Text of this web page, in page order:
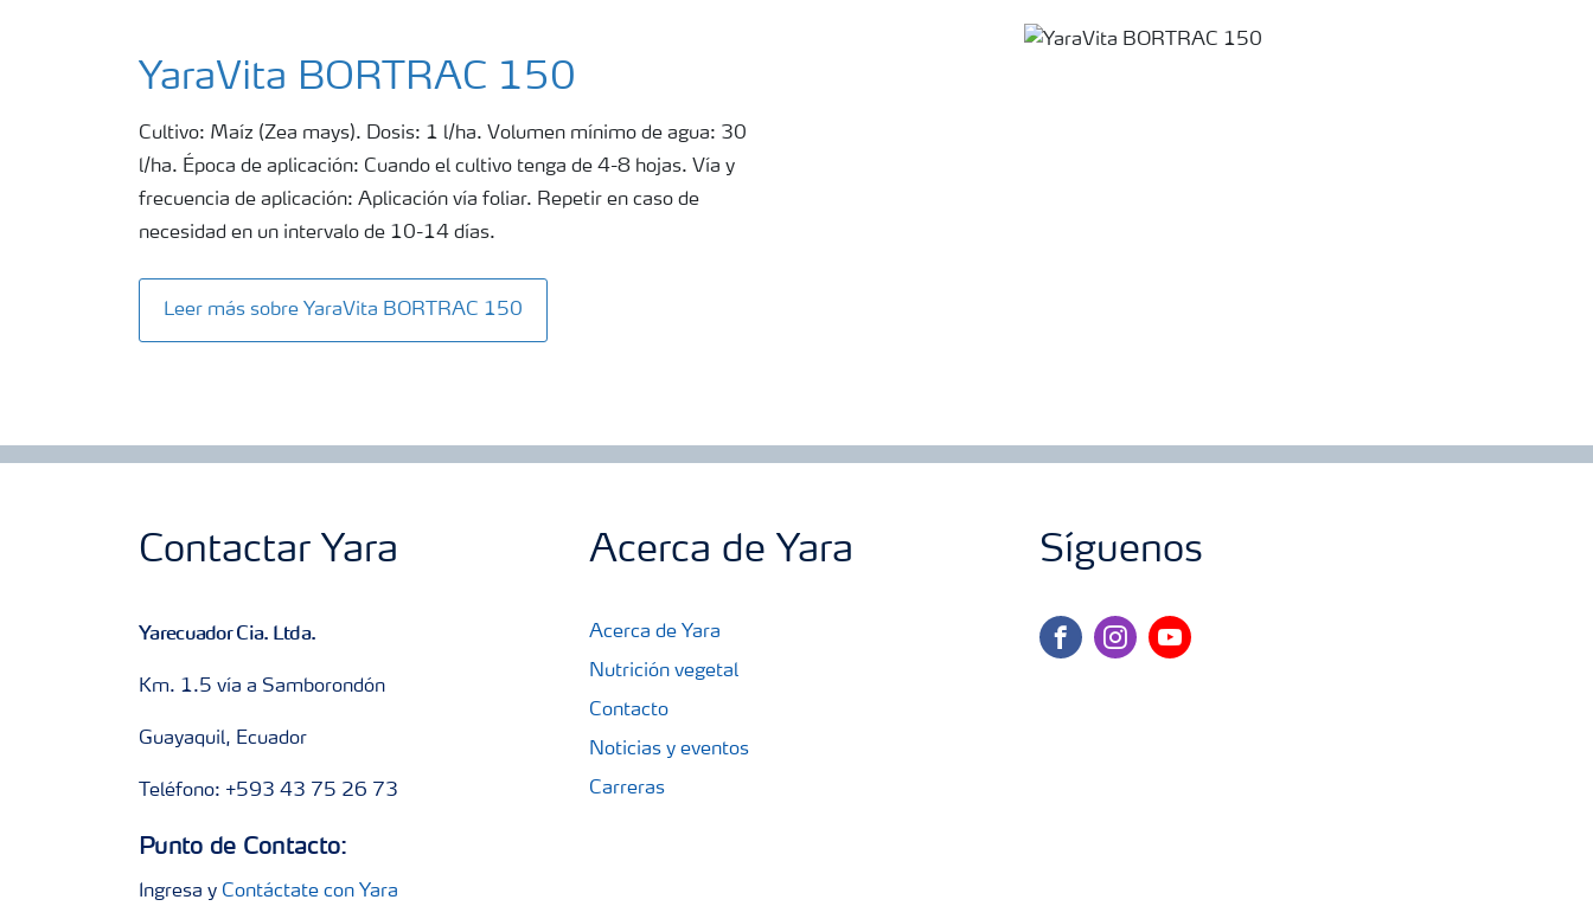
YaraVita BORTRAC 150
Cultivo: Maíz (Zea mays). Dosis: 1 l/ha. Volumen mínimo de agua: 30
l/ha. Época de aplicación: Cuando el cultivo tenga de 4-8 hojas. Vía y
frecuencia de aplicación: Aplicación vía foliar. Repetir en caso de
necesidad en un intervalo de 10-14 días.
Leer más sobre YaraVita BORTRAC 150
Contactar Yara
Yarecuador Cia. Ltda.
Km. 1.5 vía a Samborondón
Guayaquil, Ecuador
Teléfono: +593 43 75 26 73
Punto de Contacto:
Ingresa y Contáctate con Yara
Acerca de Yara
Acerca de Yara
Nutrición vegetal
Contacto
Noticias y eventos
Carreras
Síguenos
facebookinstagram
youtube